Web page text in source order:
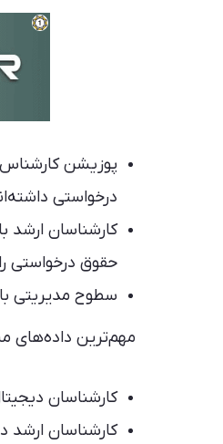
درخواستی
حقوق درخواستی
سطوح مدیریتی بازاریابی در مجموع
مهم‌ترین داده‌های
کارشناسان دیجیتال مارکتینگ در کل
کارشناسان ارشد در کل کشور بین ۳۶ تا ۳۷